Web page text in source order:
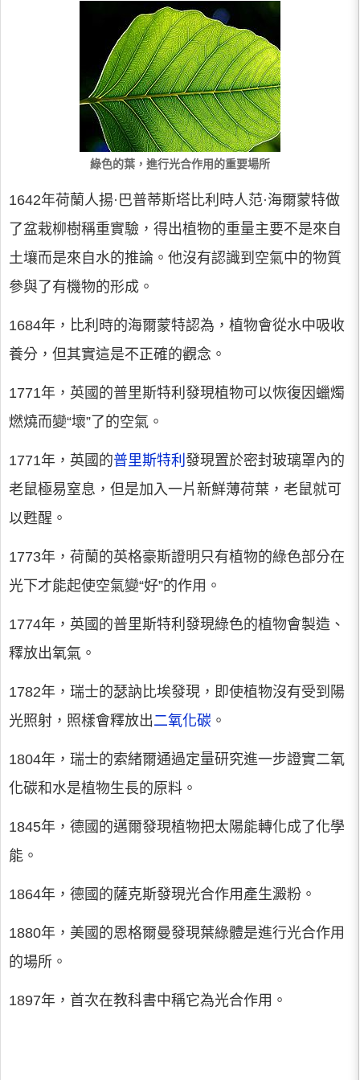
綠色的葉，進行光合作用的重要場所
1642年荷蘭人揚·巴普蒂斯塔比利時人范·海爾蒙特做
了盆栽柳樹稱重實驗，得出植物的重量主要不是來自
土壤而是來自水的推論。他沒有認識到空氣中的物質
參與了有機物的形成。
1684年，比利時的海爾蒙特認為，植物會從水中吸收
養分，但其實這是不正確的觀念。
1771年，英國的普里斯特利發現植物可以恢復因蠟燭
燃燒而變“壞”了的空氣。
1771年，英國的普里斯特利 發現置於密封玻璃罩內的
老鼠極易窒息，但是加入一片新鮮薄荷葉，老鼠就可
以甦醒。
1773年，荷蘭的英格豪斯證明只有植物的綠色部分在
光下才能起使空氣變“好”的作用。
1774年，英國的普里斯特利發現綠色的植物會製造、
釋放出氧氣。
1782年，瑞士的瑟訥比埃發現，即使植物沒有受到陽
光照射，照樣會釋放出二氧化碳 。
1804年，瑞士的索緒爾通過定量研究進一步證實二氧
化碳和水是植物生長的原料。
1845年，德國的邁爾發現植物把太陽能轉化成了化學
能。
1864年，德國的薩克斯發現光合作用產生澱粉。
1880年，美國的恩格爾曼發現葉綠體是進行光合作用
的場所。
1897年，首次在教科書中稱它為光合作用。